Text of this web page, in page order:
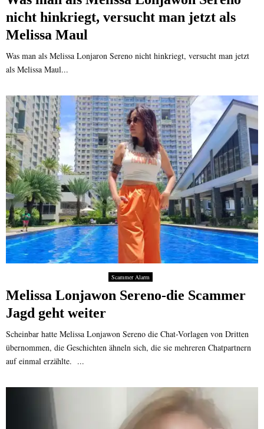
nicht hinkriegt, versucht man jetzt als
Melissa Maul
Was man als Melissa Lonjaron Sereno nicht hinkriegt, versucht man jetzt
als Melissa Maul...
Scammer Alarm
Melissa Lonjawon Sereno-die Scammer
Jagd geht weiter
Scheinbar hatte Melissa Lonjawon Sereno die Chat-Vorlagen von Dritten
übernommen, die Geschichten ähneln sich, die sie mehreren Chatpartnern
auf einmal erzählte. ...